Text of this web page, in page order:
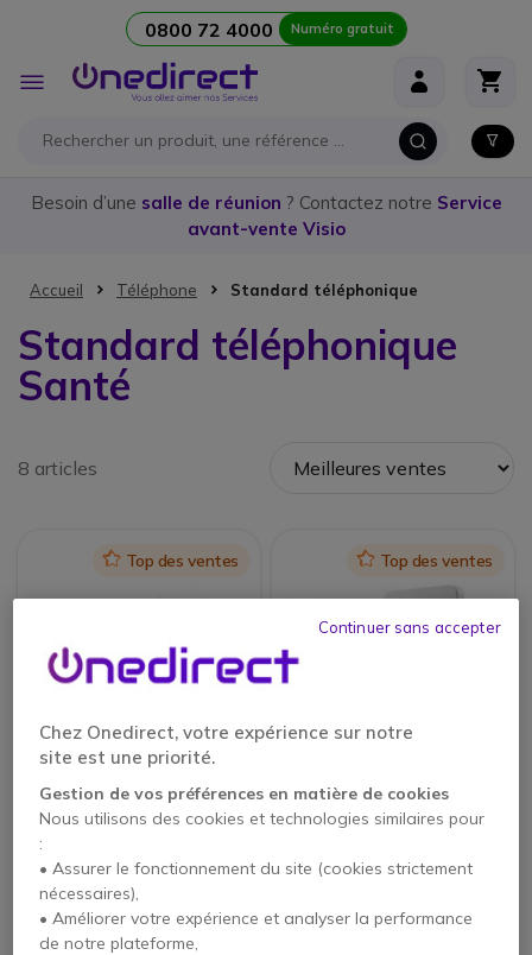
0800 72 4000 Numéro gratuit
Affichage
navigation
Besoin d’une salle de réunion ? Contactez notre Service
avant-vente Visio
Accueil Téléphone Standard téléphonique
Standard téléphonique
Santé
8 articles
IconTop des ventes
PACK
Gigaset S700H Pro +
Gigaset N210 Pro
152,90 €
104,66 € HT -32%
IconTop des ventes
PACK
Gigaset N670IP Pro +
2 S700H Handsets
286,97 € HT -31%
Chez Onedirect, votre expérience sur notre
site est une priorité.
Gestion de vos préférences en matière de cookies
Nous utilisons des cookies et technologies similaires pour
:
• Assurer le fonctionnement du site (cookies strictement
nécessaires),
• Améliorer votre expérience et analyser la performance
de notre plateforme,
Continuer sans accepter